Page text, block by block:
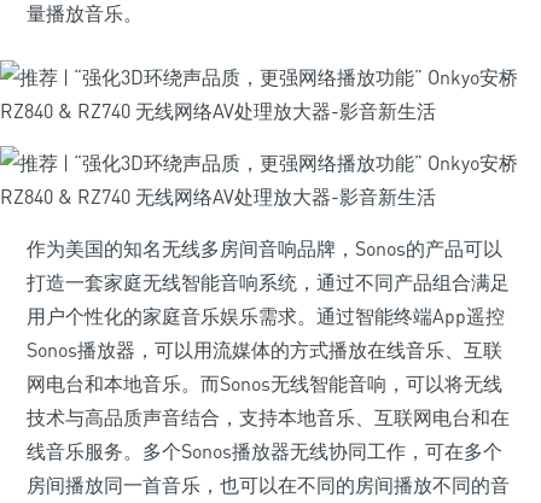
量播放音乐。
作为美国的知名无线多房间音响品牌，Sonos的产品可以
打造一套家庭无线智能音响系统，通过不同产品组合满足
用户个性化的家庭音乐娱乐需求。通过智能终端App遥控
Sonos播放器，可以用流媒体的方式播放在线音乐、互联
网电台和本地音乐。而Sonos无线智能音响，可以将无线
技术与高品质声音结合，支持本地音乐、互联网电台和在
线音乐服务。多个Sonos播放器无线协同工作，可在多个
房间播放同一首音乐，也可以在不同的房间播放不同的音